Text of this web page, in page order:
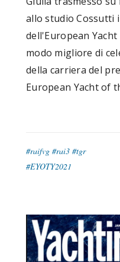
allo studio Cossutti
dell'European
modo migliore di
della carriera del
European Yacht of
#raifvg #rai3 #tgr
#EYOTY2021